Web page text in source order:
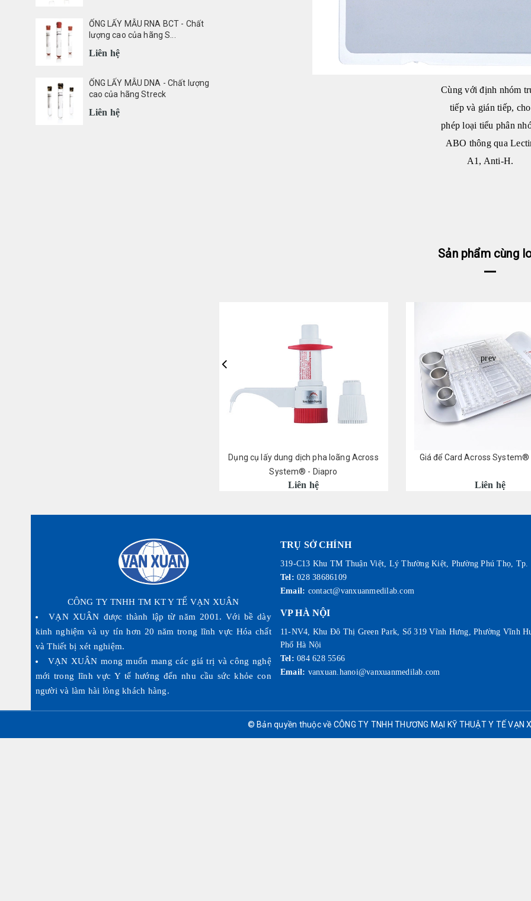
Cùng với định nhóm
tiếp và gián tiếp, cho
phép loại tiểu phân
ABO thông qua
A1, Anti-H.
Sản phẩm cùng
Dụng cụ lấy dung dịch pha loãng Across
System® - Diapro
Liên hệ
Giá để Card Across System®
Liên hệ
prev
ỐNG LẤY MẪU RNA BCT - Chất
lượng cao của hãng S...
Liên hệ
ỐNG LẤY MẪU DNA - Chất lượng
cao của hãng Streck
Liên hệ
CÔNG TY TNHH TM KT Y TẾ VẠN XUÂN
VẠN XUÂN được thành lập từ năm 2001. Với bề dày
kinh nghiệm và uy tín hơn 20 năm trong lĩnh vực Hóa chất
và Thiết bị xét nghiệm.
VẠN XUÂN mong muốn mang các giá trị và công nghệ
mới trong lĩnh vực Y tế hướng đến nhu cầu sức khỏe con
người và làm hài lòng khách hàng.
TRỤ SỞ CHÍNH
319-C13 Khu TM Thuận Việt, Lý Thường Kiệt, Phường Phú Thọ,
Tel: 028 38686109
Email: contact@vanxuanmedilab.com
VP HÀ NỘI
11-NV4, Khu Đô Thị Green Park, Số 319 Vĩnh Hưng, Phường Vĩnh
Phố Hà Nội
Tel: 084 628 5566
Email: vanxuan.hanoi@vanxuanmedilab.com
© Bản quyền thuộc về CÔNG TY TNHH THƯƠNG MẠI KỸ THUẬT Y TẾ VẠN